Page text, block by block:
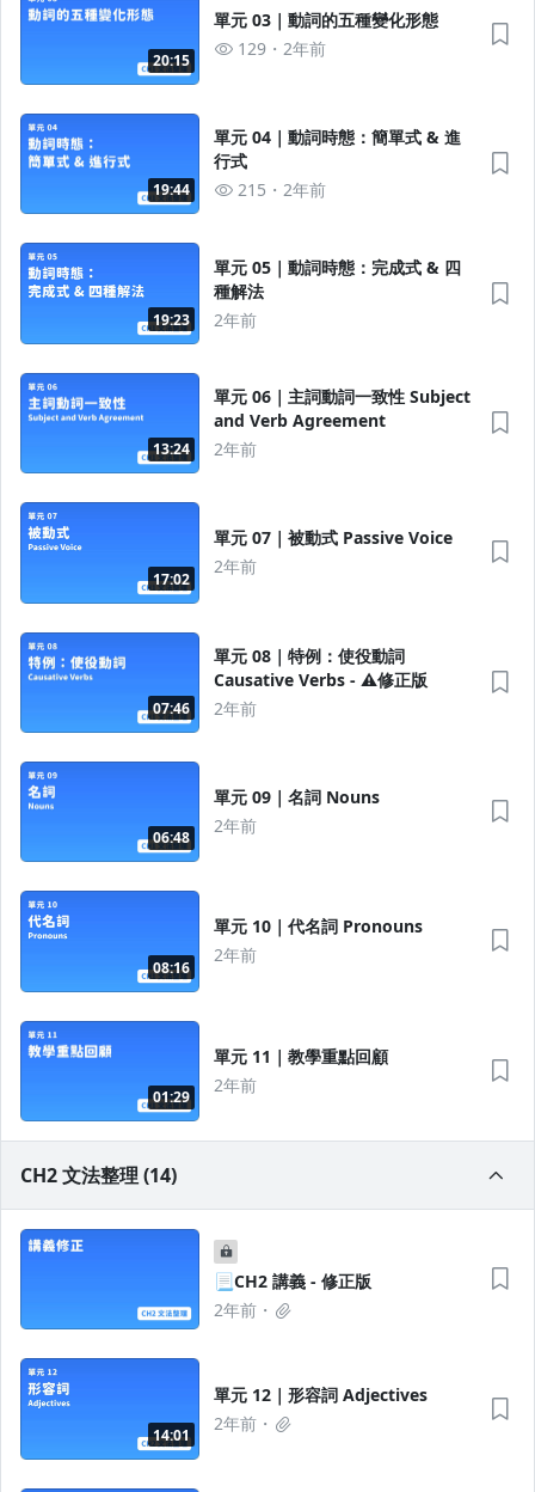
20:15
單元 03｜動詞的五種變化形態
129
2年前
19:44
單元 04｜動詞時態：簡單式 & 進
行式
215
2年前
19:23
單元 05｜動詞時態：完成式 & 四
種解法
2年前
13:24
單元 06｜主詞動詞一致性 Subject
and Verb Agreement
2年前
17:02
單元 07｜被動式 Passive Voice
2年前
07:46
單元 08｜特例：使役動詞
Causative Verbs - ⚠️修正版
2年前
06:48
單元 09｜名詞 Nouns
2年前
08:16
單元 10｜代名詞 Pronouns
2年前
01:29
單元 11｜教學重點回顧
2年前
CH2 文法整理 (14)
📃CH2 講義 - 修正版
2年前
14:01
單元 12｜形容詞 Adjectives
2年前